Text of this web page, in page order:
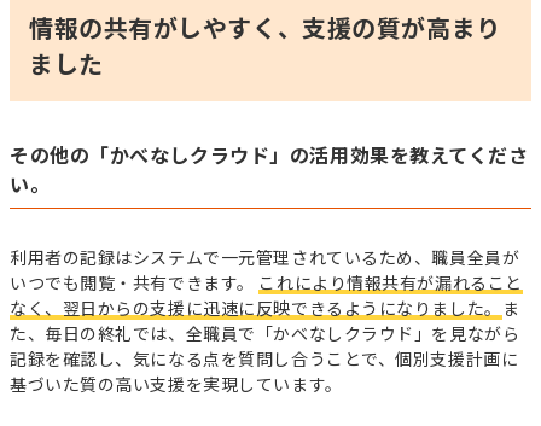
情報の共有がしやすく、支援の質が高まり
ました
その他の「かべなしクラウド」の活用効果を教えてくださ
い。
利用者の記録はシステムで一元管理されているため、職員全員が
いつでも閲覧・共有できます。 これにより情報共有が漏れること
なく、翌日からの支援に迅速に反映できるようになりました。 ま
た、毎日の終礼では、全職員で「かべなしクラウド」を見ながら
記録を確認し、気になる点を質問し合うことで、個別支援計画に
基づいた質の高い支援を実現しています。